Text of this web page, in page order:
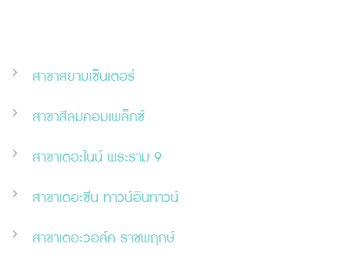
สาขาสยามเซ็นเตอร์
สาขาสีลมคอมเพล็กซ์
สาขาเดอะไนน์ พระราม 9
สาขาเดอะซีน ทาวน์อินทาวน์
สาขาเดอะวอล์ค ราชพฤกษ์